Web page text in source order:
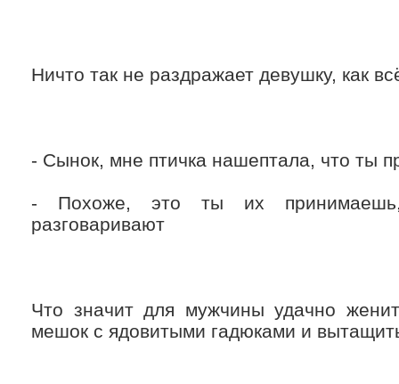
Ничто так не раздражает девушку, как
- Сынок, мне птичка нашептала, что ты
- Похоже, это ты их
разговаривают
Что значит для мужчины удачно
мешок с ядовитыми гадюками и